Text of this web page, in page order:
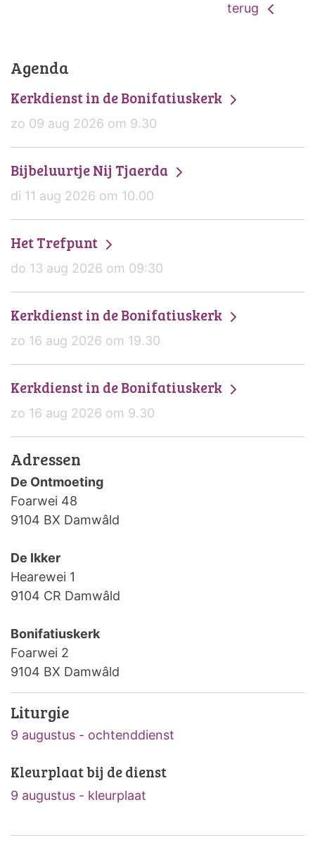
terug
Agenda
Kerkdienst in de Bonifatiuskerk
zo 09 aug 2026 om 9.30
Bijbeluurtje Nij Tjaerda
di 11 aug 2026 om 10.00
Het Trefpunt
do 13 aug 2026 om 09:30
Kerkdienst in de Bonifatiuskerk
zo 16 aug 2026 om 19.30
Kerkdienst in de Bonifatiuskerk
zo 16 aug 2026 om 9.30
Adressen
De Ontmoeting
Foarwei 48
9104 BX Damwâld
De Ikker
Hearewei 1
9104 CR Damwâld
Bonifatiuskerk
Foarwei 2
9104 BX Damwâld
Liturgie
9 augustus - ochtenddienst
Kleurplaat bij de dienst
9 augustus - kleurplaat